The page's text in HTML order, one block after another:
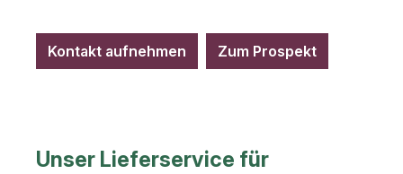
Kontakt aufnehmen Zum Prospekt
Unser Lieferservice für